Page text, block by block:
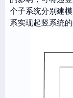
个子系统分别建
系实现起竖系统